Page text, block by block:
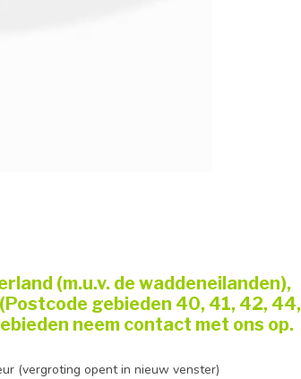
(m.u.v. de waddeneilanden),
gebieden 40, 41, 42, 44,
neem contact met ons op.
(vergroting opent in nieuw venster)